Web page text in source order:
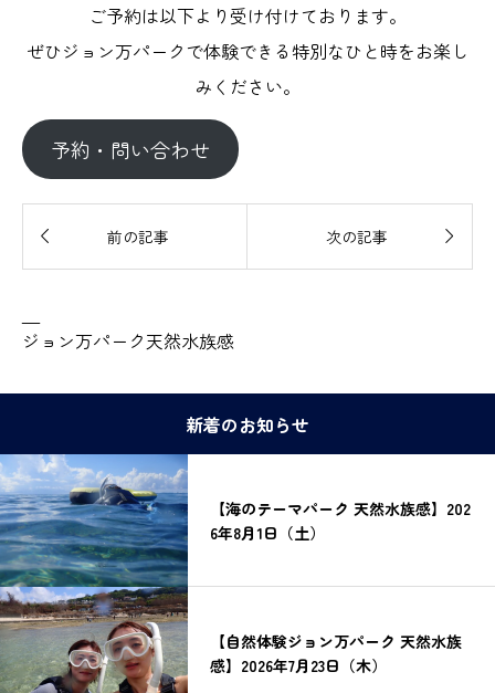
ご予約は以下より受け付けております。
ぜひジョン万パークで体験できる特別なひと時をお楽し
みください。
予約・問い合わせ
 前の記事 次の記事 
—
ジョン万パーク天然水族感
新着のお知らせ
【海のテーマパーク 天然水族感】202
6年8月1日（土）
【自然体験ジョン万パーク 天然水族
感】2026年7月23日（木）